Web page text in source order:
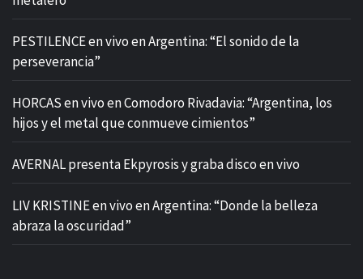
PESTILENCE en vivo en Argentina: “El sonido de la
perseverancia”
HORCAS en vivo en Comodoro Rivadavia: “Argentina, los
hijos y el metal que conmueve cimientos”
AVERNAL presenta Ekpyrosis y graba disco en vivo
LIV KRISTINE en vivo en Argentina: “Donde la belleza
abraza la oscuridad”